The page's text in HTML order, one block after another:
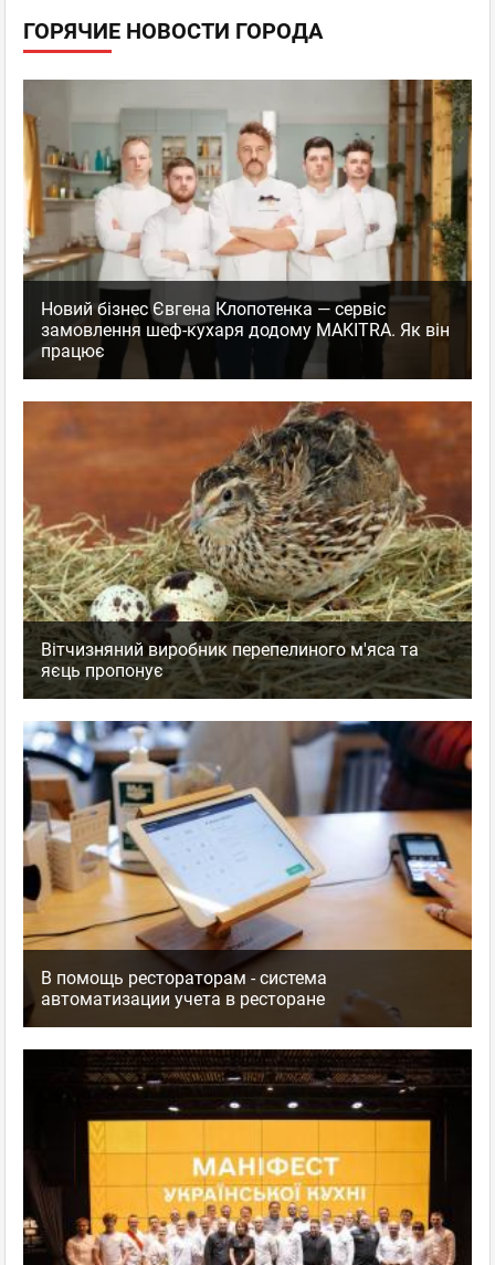
ГОРЯЧИЕ НОВОСТИ ГОРОДА
Новий бізнес Євгена Клопотенка — сервіс
замовлення шеф-кухаря додому MAKITRA. Як він
працює
Вітчизняний виробник перепелиного м'яса та
яєць пропонує
В помощь рестораторам - система
автоматизации учета в ресторане